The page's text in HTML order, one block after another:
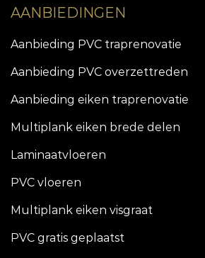
AANBIEDINGEN
Aanbieding PVC traprenovatie
Aanbieding PVC overzettreden
Aanbieding eiken traprenovatie
Multiplank eiken brede delen
Laminaatvloeren
PVC vloeren
Multiplank eiken visgraat
PVC gratis geplaatst